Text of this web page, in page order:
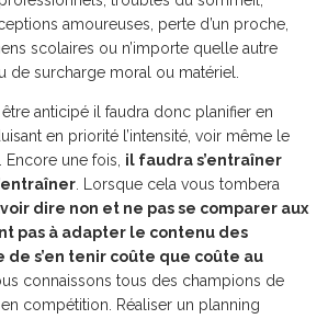
amoureuses, perte d’un proche,
scolaires ou n’importe quelle autre
de surcharge moral ou matériel.
être anticipé il faudra donc planifier en
en priorité l’intensité, voir même le
une fois, il faudra s’entraîner
. Lorsque cela vous tombera
dire non et ne pas se comparer aux
pas à adapter le contenu des
s’en tenir coûte que coûte au
connaissons tous des champions de
en compétition. Réaliser un planning